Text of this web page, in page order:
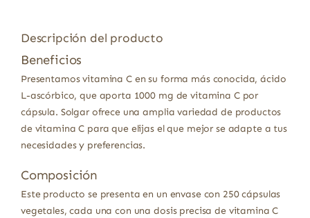
Descripción del producto
Beneficios
Presentamos vitamina C en su forma más conocida, ácido
L-ascórbico, que aporta 1000 mg de vitamina C por
cápsula. Solgar ofrece una amplia variedad de productos
de vitamina C para que elijas el que mejor se adapte a tus
necesidades y preferencias.
Composición
Este producto se presenta en un envase con 250 cápsulas
vegetales, cada una con una dosis precisa de vitamina C